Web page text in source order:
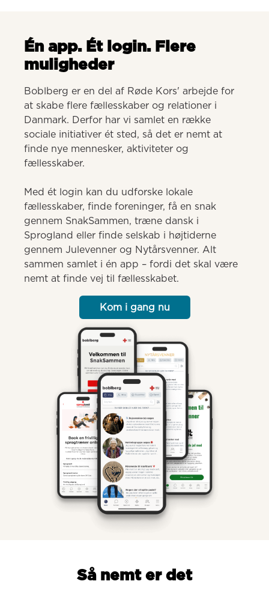
Én app. Ét login. Flere
muligheder
Boblberg er en del af Røde Kors' arbejde for
at skabe flere fællesskaber og relationer i
Danmark. Derfor har vi samlet en række
sociale initiativer ét sted, så det er nemt at
finde nye mennesker, aktiviteter og
fællesskaber.
Med ét login kan du udforske lokale
fællesskaber, finde foreninger, få en snak
gennem SnakSammen, træne dansk i
Sprogland eller finde selskab i højtiderne
gennem Julevenner og Nytårsvenner. Alt
sammen samlet i én app – fordi det skal være
nemt at finde vej til fællesskabet.
Kom i gang nu
Så nemt er det